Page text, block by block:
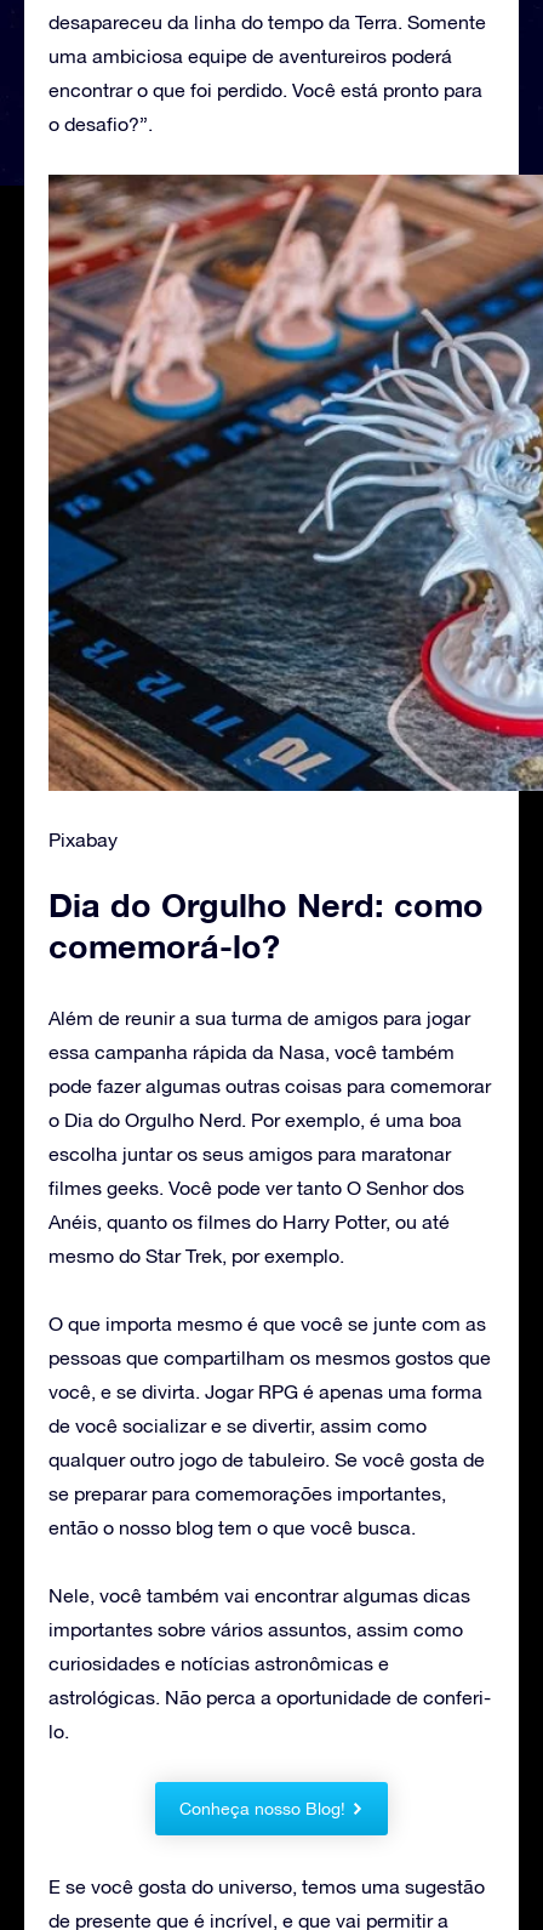
desapareceu da linha do tempo da Terra. Somente
uma ambiciosa equipe de aventureiros poderá
encontrar o que foi perdido. Você está pronto para
o desafio?”.
Pixabay
Dia do Orgulho Nerd: como
comemorá-lo?
Além de reunir a sua turma de amigos para jogar
essa campanha rápida da Nasa, você também
pode fazer algumas outras coisas para comemorar
o Dia do Orgulho Nerd. Por exemplo, é uma boa
escolha juntar os seus amigos para maratonar
filmes geeks. Você pode ver tanto O Senhor dos
Anéis, quanto os filmes do Harry Potter, ou até
mesmo do Star Trek, por exemplo.
O que importa mesmo é que você se junte com as
pessoas que compartilham os mesmos gostos que
você, e se divirta. Jogar RPG é apenas uma forma
de você socializar e se divertir, assim como
qualquer outro jogo de tabuleiro. Se você gosta de
se preparar para comemorações importantes,
então o nosso blog tem o que você busca.
Nele, você também vai encontrar algumas dicas
importantes sobre vários assuntos, assim como
curiosidades e notícias astronômicas e
astrológicas. Não perca a oportunidade de conferi-
lo.
Conheça nosso Blog!
E se você gosta do universo, temos uma sugestão
de presente que é incrível, e que vai permitir a